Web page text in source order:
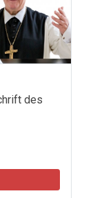
des